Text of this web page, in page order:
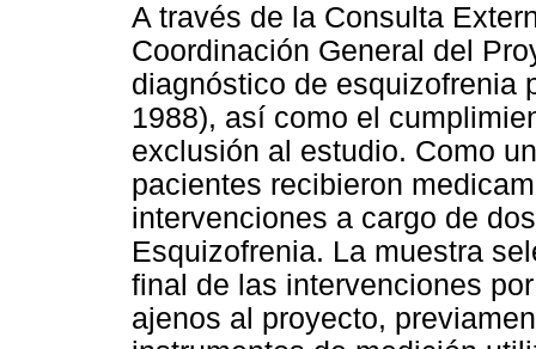
A través de la Consulta
Coordinación General del
diagnóstico de esquizofrenia
1988), así como el
exclusión al estudio. Como
pacientes recibieron
intervenciones a cargo de
Esquizofrenia. La muestra
final de las intervenciones
ajenos al proyecto,